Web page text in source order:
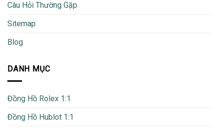
Câu Hỏi Thường Gặp
Sitemap
Blog
DANH MỤC
Đồng Hồ Rolex 1:1
Đồng Hồ Hublot 1:1